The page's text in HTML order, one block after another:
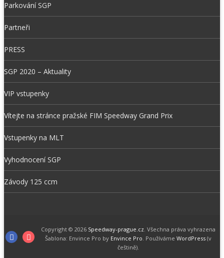
Parkování SGP
Partneři
PRESS
SGP 2020 – Aktuality
VIP vstupenky
Vítejte na stránce pražské FIM Speedway Grand Prix
Vstupenky na MLT
Vyhodnocení SGP
Závody 125 ccm
F
I
Copyright © 2026 Speedway-prague.cz. Všechna práva vyhrazena
Šablona: Envince Pro by Envince Pro. Používáme WordPress(v
češtině).